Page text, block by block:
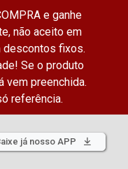
e ganhe
não aceito em
descontos fixos.
Se o produto
vem preenchida.
referência.
já nosso APP